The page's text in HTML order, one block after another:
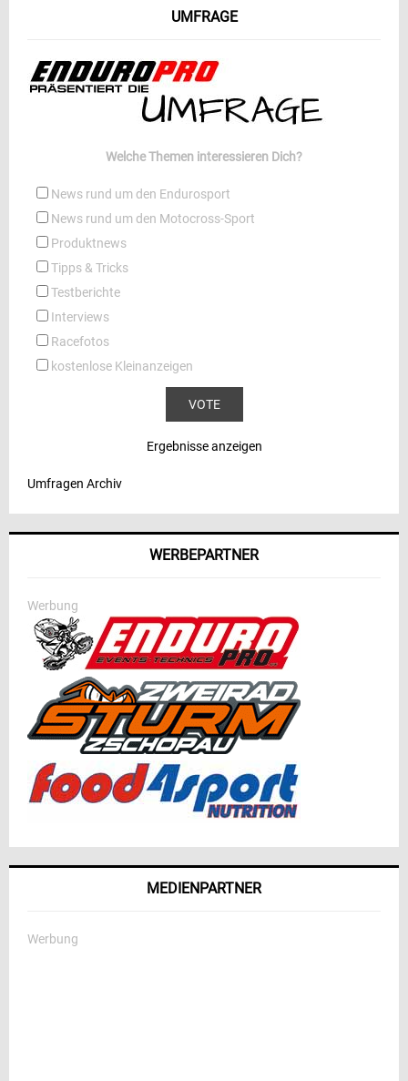
UMFRAGE
Welche Themen interessieren Dich?
News rund um den Endurosport
News rund um den Motocross-Sport
Produktnews
Tipps & Tricks
Testberichte
Interviews
Racefotos
kostenlose Kleinanzeigen
Ergebnisse anzeigen
Umfragen Archiv
WERBEPARTNER
Werbung
MEDIENPARTNER
Werbung